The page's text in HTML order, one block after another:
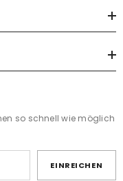
so schnell wie möglich
EINREICHEN